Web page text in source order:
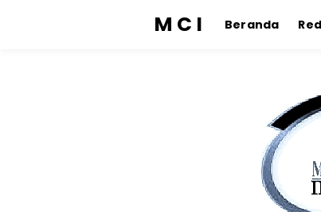
M C I Beranda